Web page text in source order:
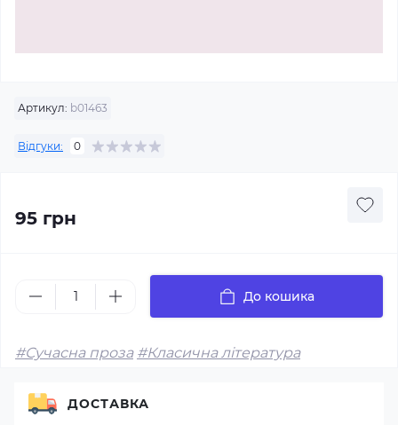
Артикул: b01463
Відгуки: 0
95 грн
До кошика
#Сучасна проза #Класична література
ДОСТАВКА